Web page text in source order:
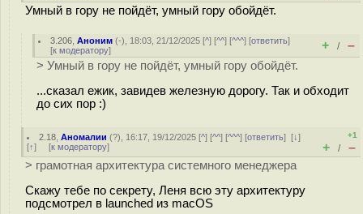
Умный в гору не пойдёт, умный гору обойдёт.
3.206 ,Аноним (-), 18:03, 21/12/2025 [^] [^^] [^^^] [ответить]
[к модератору] + / –
> Умный в гору не пойдёт, умный гору обойдёт.
...сказал ежик, завидев железную дорогу. Так и обходит
до сих пор :)
2.18 ,Аномалии (?), 16:17, 19/12/2025 [^] [^^] [^^^] [ответить][↓]
[↑] [к модератору]
+1
+ / –
> грамотная архитектура системного менеджера
Скажу тебе по секрету, Леня всю эту архитектуру
подсмотрел в launched из macOS